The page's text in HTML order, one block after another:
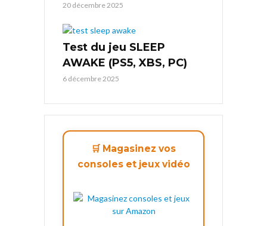
20 décembre 2025
Test du jeu SLEEP
AWAKE (PS5, XBS, PC)
6 décembre 2025
🛒 Magasinez vos
consoles et jeux vidéo